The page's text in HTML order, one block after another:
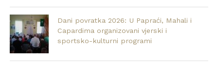
Dani povratka 2026: U Papraći, Mahali i
Capardima organizovani vjerski i
sportsko-kulturni programi